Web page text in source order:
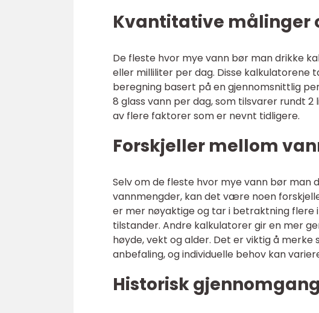
Kvantitative målinger
De fleste hvor mye vann bør man drikke
eller milliliter per dag. Disse kalkulatorene
beregning basert på en gjennomsnittlig
8 glass vann per dag, som tilsvarer rundt
av flere faktorer som er nevnt tidligere.
Forskjeller mellom
Selv om de fleste hvor mye vann bør man
vannmengder, kan det være noen
er mer nøyaktige og tar i betraktning flere
tilstander. Andre kalkulatorer gir en mer
høyde, vekt og alder. Det er viktig å
anbefaling, og individuelle behov kan
Historisk